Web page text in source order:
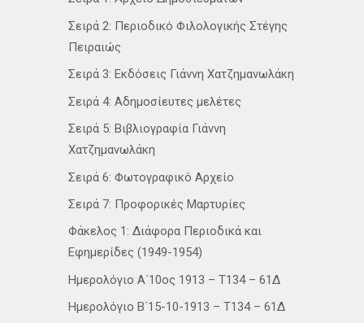
Σειρά 2: Περιοδικό Φιλολογικής Στέγης
Πειραιώς
Σειρά 3: Εκδόσεις Γιάννη Χατζημανωλάκη
Σειρά 4: Αδημοσίευτες μελέτες
Σειρά 5: Βιβλιογραφία Γιάννη
Χατζημανωλάκη
Σειρά 6: Φωτογραφικό Αρχείο
Σειρά 7: Προφορικές Μαρτυρίες
Φάκελος 1: Διάφορα Περιοδικά και
Εφημερίδες (1949-1954)
Ημερολόγιο Α΄10ος 1913 – Τ134 – 61Δ
Ημερολόγιο Β΄15-10-1913 – Τ134 – 61Δ